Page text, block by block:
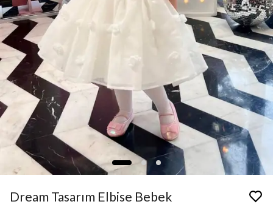
Dream Tasarım Elbise Bebek